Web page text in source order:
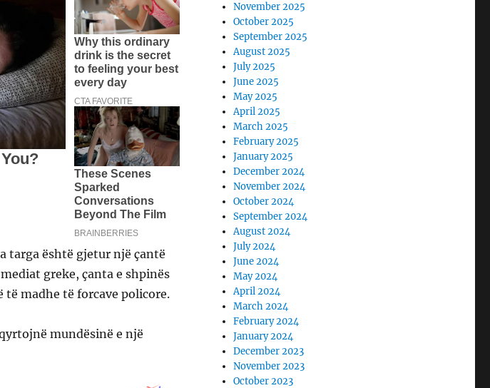
targa është gjetur një çantë
greke, çanta e shpinës
të madhe të forcave policore.
mundësinë e një
November 2025
October 2025
September 2025
August 2025
July 2025
June 2025
May 2025
April 2025
March 2025
February 2025
January 2025
December 2024
November 2024
October 2024
September 2024
August 2024
July 2024
June 2024
May 2024
April 2024
March 2024
February 2024
January 2024
December 2023
November 2023
October 2023